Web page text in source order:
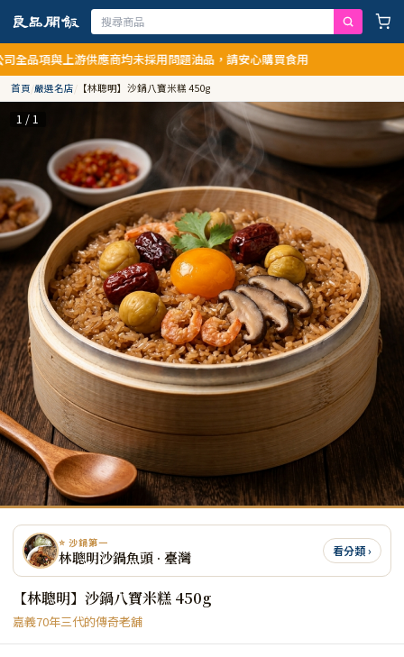
上游供應商均未採用問題油品，請安心購買食用
首頁/嚴選名店/ 【林聰明】沙鍋八寶米糕 450g
1 / 1
⭐ 沙鍋第一
林聰明沙鍋魚頭 · 臺灣 看分類 ›
【林聰明】沙鍋八寶米糕 450g
嘉義70年三代的傳奇老舖